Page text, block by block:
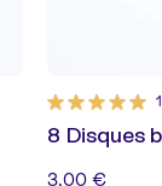
8 Disques
3,00 €